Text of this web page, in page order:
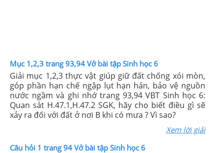
Mục 1,2,3 trang 93,94 Vở bài tập Sinh học 6
Giải mục 1,2,3 thực vật giúp giữ đất chống xói mòn,
góp phần hạn chế ngập lụt hạn hán, bảo vệ nguồn
nước ngầm và ghi nhớ trang 93,94 VBT Sinh học 6:
Quan sát H.47.1,H.47.2 SGK, hãy cho biết điều gì sẽ
xảy ra đối với đất ở nơi B khi có mưa ? Vì sao?
Xem lời giải
Câu hỏi 1 trang 94 Vở bài tập Sinh học 6